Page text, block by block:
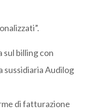
sul billing con
sussidiaria Audilog
di fatturazione